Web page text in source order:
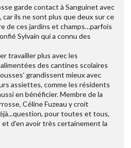
garde contact à Sanguinet avec
car ils ne sont plus que deux sur ce
de ces jardins et champs…parfois
Sylvain qui a connu des
travailler plus avec les
des cantines scolaires
grandissent mieux avec
assiettes, comme les résidents
en bénéficier. Membre de la
Céline Fuzeau y croit
pour toutes et tous,
et d’en avoir très certainement la